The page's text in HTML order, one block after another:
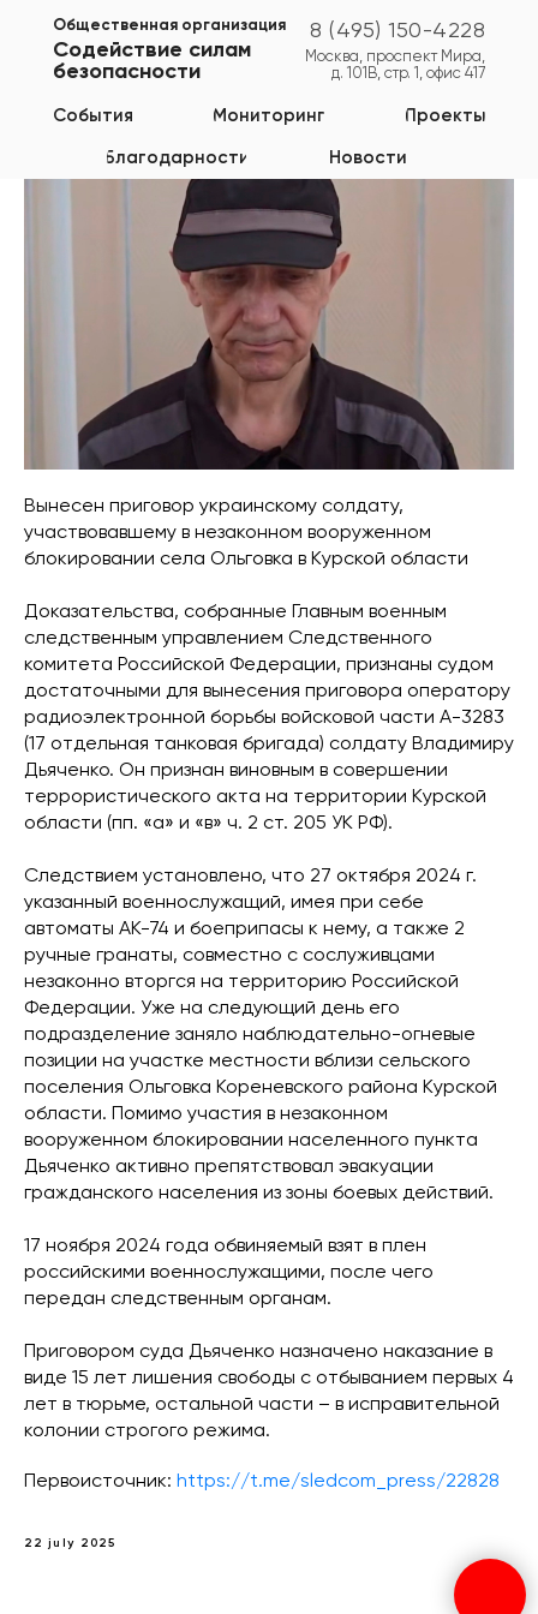
8 (495) 150-4228
Общественная организация
Содействие силам
безопасности
Мониторинг
События
Благодарности Новости
Проекты
Москва, проспект Мира,
д. 101В, стр. 1, офис 417
Курская область
Вынесен приговор украинскому солдату,
участвовавшему в незаконном вооруженном
блокировании села Ольговка в Курской области
Доказательства, собранные Главным военным
следственным управлением Следственного
комитета Российской Федерации, признаны судом
достаточными для вынесения приговора оператору
радиоэлектронной борьбы войсковой части А-3283
(17 отдельная танковая бригада) солдату Владимиру
Дьяченко. Он признан виновным в совершении
террористического акта на территории Курской
области (пп. «а» и «в» ч. 2 ст. 205 УК РФ).
Следствием установлено, что 27 октября 2024 г.
указанный военнослужащий, имея при себе
автоматы АК-74 и боеприпасы к нему, а также 2
ручные гранаты, совместно с сослуживцами
незаконно вторгся на территорию Российской
Федерации. Уже на следующий день его
подразделение заняло наблюдательно-огневые
позиции на участке местности вблизи сельского
поселения Ольговка Кореневского района Курской
области. Помимо участия в незаконном
вооруженном блокировании населенного пункта
Дьяченко активно препятствовал эвакуации
гражданского населения из зоны боевых действий.
17 ноября 2024 года обвиняемый взят в плен
российскими военнослужащими, после чего
передан следственным органам.
Приговором суда Дьяченко назначено наказание в
виде 15 лет лишения свободы с отбыванием первых 4
лет в тюрьме, остальной части – в исправительной
колонии строгого режима.
Первоисточник: https://t.me/sledcom_press/22828
22 july 2025